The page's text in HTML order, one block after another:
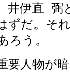
井伊直 弼
ずだ。そ
ろう。
要人物が